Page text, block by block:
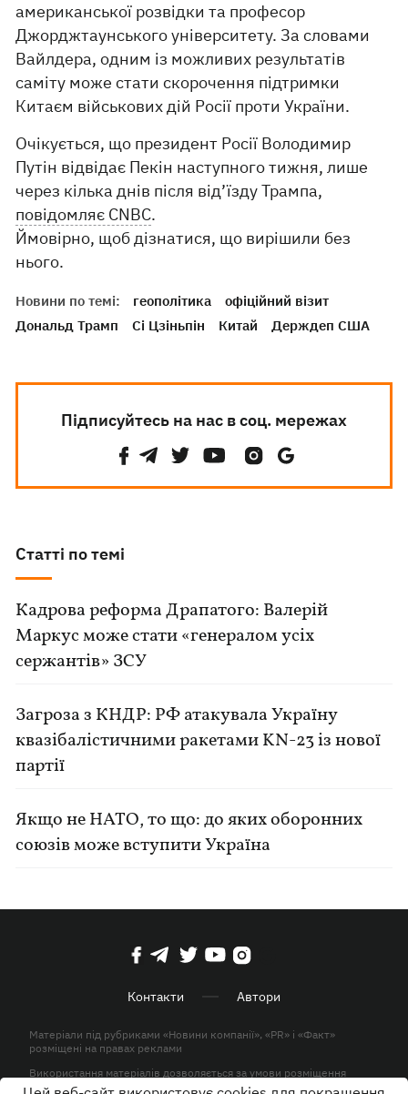
американської розвідки та професор
Джорджтаунського університету. За словами
Вайлдера, одним із можливих результатів
саміту може стати скорочення підтримки
Китаєм військових дій Росії проти України.
Очікується, що президент Росії Володимир
Путін відвідає Пекін наступного тижня, лише
через кілька днів після від’їзду Трампа,
повідомляє CNBC.
Ймовірно, щоб дізнатися, що вирішили без
нього.
Новини по темі: геополітика
офіційний візит
Дональд Трамп
Сі Цзіньпін Китай Держдеп США
Підписуйтесь на нас в соц. мережах
Статті по темі
Кадрова реформа Драпатого: Валерій
Маркус може стати «генералом усіх
сержантів» ЗСУ
Загроза з КНДР: РФ атакувала Україну
квазібалістичними ракетами KN-23 із нової
партії
Якщо не НАТО, то що: до яких оборонних
союзів може вступити Україна
Контакти Автори
Матеріали під рубриками «Новини компанії», «PR» і «Факт»
розміщені на правах реклами
Використання матеріалів дозволяється за умови розміщення
активного гіперпосилання на KP.UA в першому абзаці.